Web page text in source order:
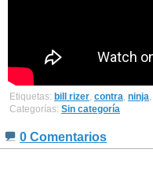
Etiquetas: bill rizer, contra, ninja,
Categorías: Sin categoría
0 Comentarios